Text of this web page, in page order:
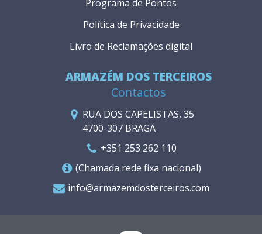
ARMAZÉM DOS TERCEIROS
Contactos
RUA DOS CAPELISTAS, 35
4700-307 BRAGA
+351 253 262 110
(Chamada rede fixa nacional)
info@armazemdosterceiros.com
Programa de Pontos
Política de Privacidade
Livro de Reclamações digital